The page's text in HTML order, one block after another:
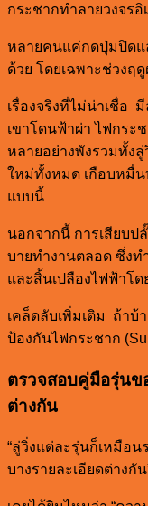
กระชากทำลายวงจรอิ
หลายคนแค่กดปุ่มปิดแ
ด้วย โดยเฉพาะช่วงฤ
เรื่องจริงที่ไม่น่าเชื่อ
เขาโดนฟ้าผ่า ไฟกระ
หลายอย่างพังรวมทั้งลู่
ใหม่ทั้งหมด เกือบหมื่น
แบบนี้
นอกจากนี้ การเสียบป
บายทำงานตลอด ซึ่งท
และสิ้นเปลืองไฟฟ้าโด
เคล็ดลับเพิ่มเติม ถ้า
ป้องกันไฟกระชาก
ตรวจสอบคู่มือรุ่นข
ต่างกัน
“ลู่วิ่งแต่ละรุ่นก็เหมือ
บางรายละเอียดต่างกัน